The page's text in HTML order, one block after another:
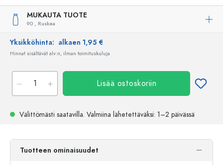
MUKAUTA TUOTE
90 , Ruskea
Yksikköhinta: alkaen 1,95 €
Hinnat sisältävät alv:n, ilman toimituskuluja
Lisää ostoskoriin
Välittömästi saatavilla. Valmiina lähetettäväksi: 1–2 päivässä
Tuotteen ominaisuudet